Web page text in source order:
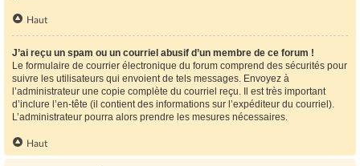
Haut
J’ai reçu un spam ou un courriel abusif d’un membre de ce forum !
Le formulaire de courrier électronique du forum comprend des sécurités pour
suivre les utilisateurs qui envoient de tels messages. Envoyez à
l’administrateur une copie complète du courriel reçu. Il est très important
d’inclure l’en-tête (il contient des informations sur l’expéditeur du courriel).
L’administrateur pourra alors prendre les mesures nécessaires.
Haut